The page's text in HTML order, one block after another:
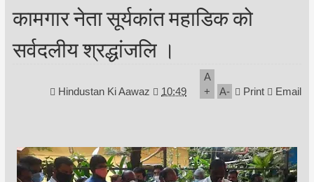
कामगार नेता सूर्यकांत महाडिक को
सर्वदलीय श्रद्धांजलि ।
Hindustan Ki Aawaz 10:49
A
+
A- Print Email